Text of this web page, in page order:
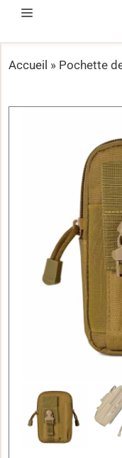
Accueil » Pochette